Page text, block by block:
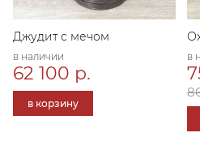
Джудит с мечом
в наличии
62 100 р.
в корзину
в